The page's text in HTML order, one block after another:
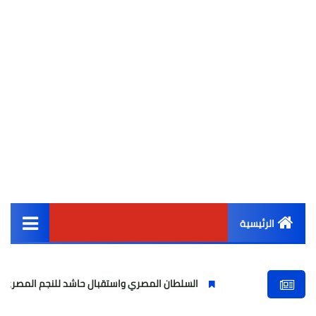
الرئيسية
أخبار مصر
السلطان المصري واستقبال حاشد للنجم المصري